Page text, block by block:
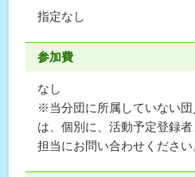
指定なし
参加費
なし
※当分団に所属していない団
は、個別に、活動予定登録
担当にお問い合わせください